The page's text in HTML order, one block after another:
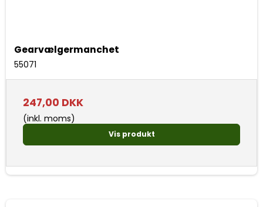
Gearvælgermanchet
55071
247,00 DKK
(inkl. moms)
Vis produkt